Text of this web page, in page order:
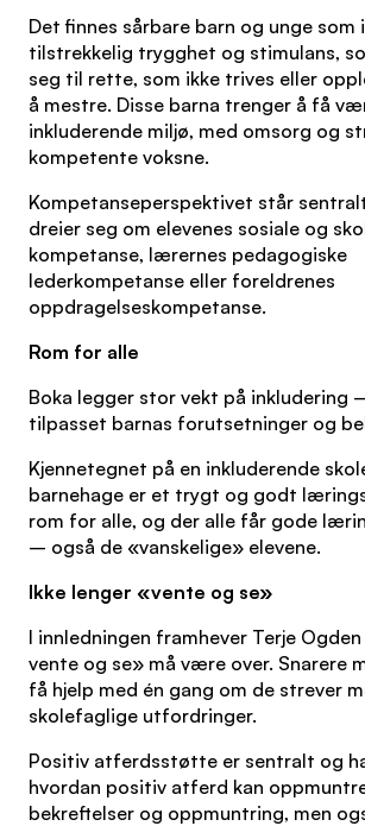
Det finnes sårbare barn og unge som
tilstrekkelig trygghet og stimulans,
seg til rette, som ikke trives eller
å mestre. Disse barna trenger å få
inkluderende miljø, med omsorg og
kompetente voksne.
Kompetanseperspektivet står
dreier seg om elevenes sosiale og
kompetanse, lærernes pedagogiske
lederkompetanse eller foreldrenes
oppdragelseskompetanse.
Rom for alle
Boka legger stor vekt på inkludering
tilpasset barnas forutsetninger og
Kjennetegnet på en inkluderende
barnehage er et trygt og godt
rom for alle, og der alle får gode
– også de «vanskelige» elevene.
Ikke lenger «vente og se»
I innledningen framhever Terje
vente og se» må være over. Snarere
få hjelp med én gang om de strever
skolefaglige utfordringer.
Positiv atferdsstøtte er sentralt og
hvordan positiv atferd kan
bekreftelser og oppmuntring, men